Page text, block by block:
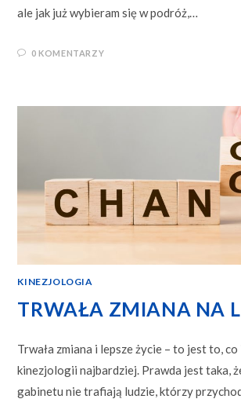
ale jak już wybieram się w podróż,…
0 KOMENTARZY
KINEZJOLOGIA
TRWAŁA ZMIANA NA
Trwała zmiana i lepsze życie – to jest to,
kinezjologii najbardziej. Prawda jest taka,
gabinetu nie trafiają ludzie, którzy